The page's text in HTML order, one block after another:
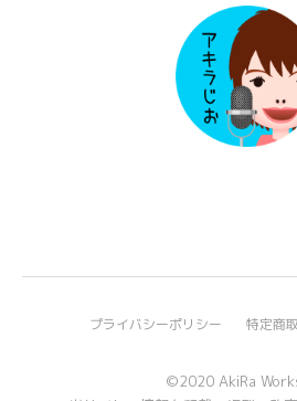
プライバシーポリシー 特定商
©2020 AkiRa